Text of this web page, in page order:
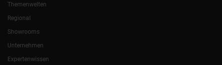
Themenwelten
Regional
Showrooms
Unternehmen
Expertenwissen